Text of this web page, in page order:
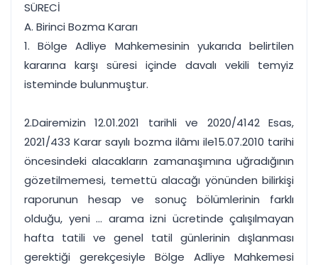
SÜRECİ
A. Birinci Bozma Kararı
1. Bölge Adliye Mahkemesinin yukarıda belirtilen
kararına karşı süresi içinde davalı vekili temyiz
isteminde bulunmuştur.
2.Dairemizin 12.01.2021 tarihli ve 2020/4142 Esas,
2021/433 Karar sayılı bozma ilâmı ile15.07.2010 tarihi
öncesindeki alacakların zamanaşımına uğradığının
gözetilmemesi, temettü alacağı yönünden bilirkişi
raporunun hesap ve sonuç bölümlerinin farklı
olduğu, yeni ... arama izni ücretinde çalışılmayan
hafta tatili ve genel tatil günlerinin dışlanması
gerektiği gerekçesiyle Bölge Adliye Mahkemesi